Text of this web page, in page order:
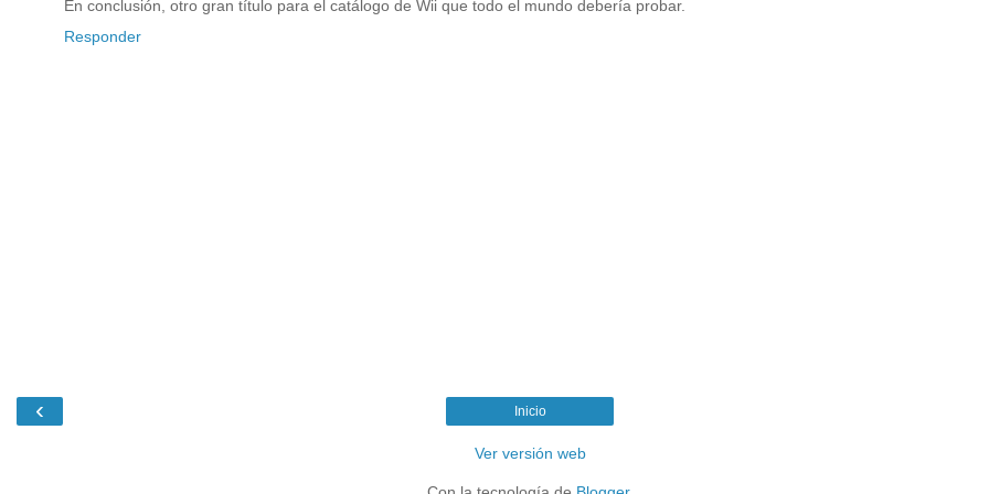
En conclusión, otro gran título para el catálogo de Wii que todo el mundo debería probar.
Responder
‹ Inicio
Ver versión web